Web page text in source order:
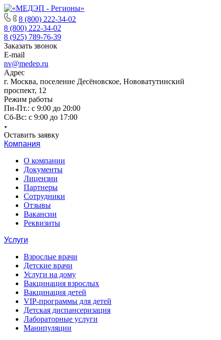
8 (800) 222-34-02
8 (800) 222-34-02
8 (925) 789-76-39
Заказать звонок
E-mail
nv@medep.ru
Адрес
г. Москва, поселение Десёновское, Нововатутинский
проспект, 12
Режим работы
Пн-Пт.: с 9:00 до 20:00
Cб-Вс: с 9:00 до 17:00
Оставить заявку
Компания
О компании
Документы
Лицензии
Партнеры
Сотрудники
Отзывы
Вакансии
Реквизиты
Услуги
Взрослые врачи
Детские врачи
Услуги на дому
Вакцинация взрослых
Вакцинация детей
VIP-программы для детей
Детская диспансеризация
Лабораторные услуги
Манипуляции